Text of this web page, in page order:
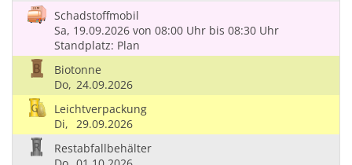
Schadstoffmobil
Sa, 19.09.2026 von 08:00 Uhr bis 08:30 Uhr
Standplatz: Plan
Biotonne
Do, 24.09.2026
Leichtverpackung
Di, 29.09.2026
Restabfallbehälter